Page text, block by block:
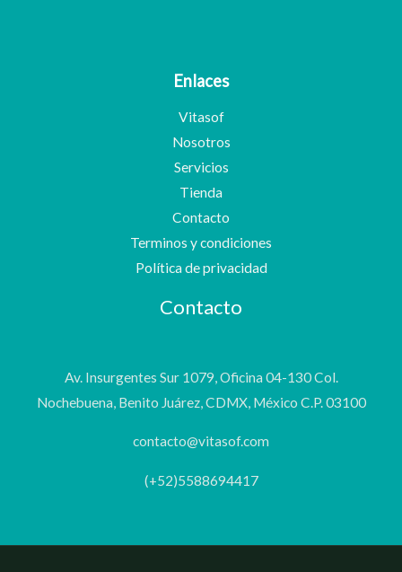
Enlaces
Vitasof
Nosotros
Servicios
Tienda
Contacto
Terminos y condiciones
Política de privacidad
Contacto
Av. Insurgentes Sur 1079, Oficina 04-130 Col.
Nochebuena, Benito Juárez, CDMX, México C.P. 03100
contacto@vitasof.com
(+52)5588694417